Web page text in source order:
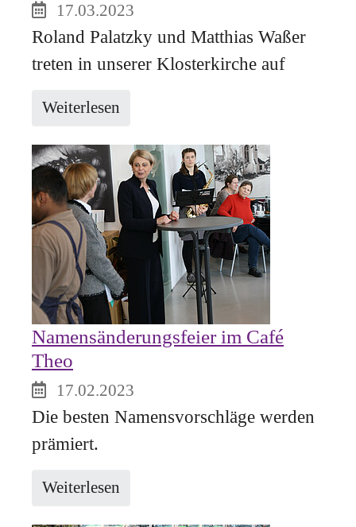
17.03.2023
Roland Palatzky und Matthias Waßer
treten in unserer Klosterkirche auf
Weiterlesen
Namensänderungsfeier im Café
Theo
17.02.2023
Die besten Namensvorschläge werden
prämiert.
Weiterlesen